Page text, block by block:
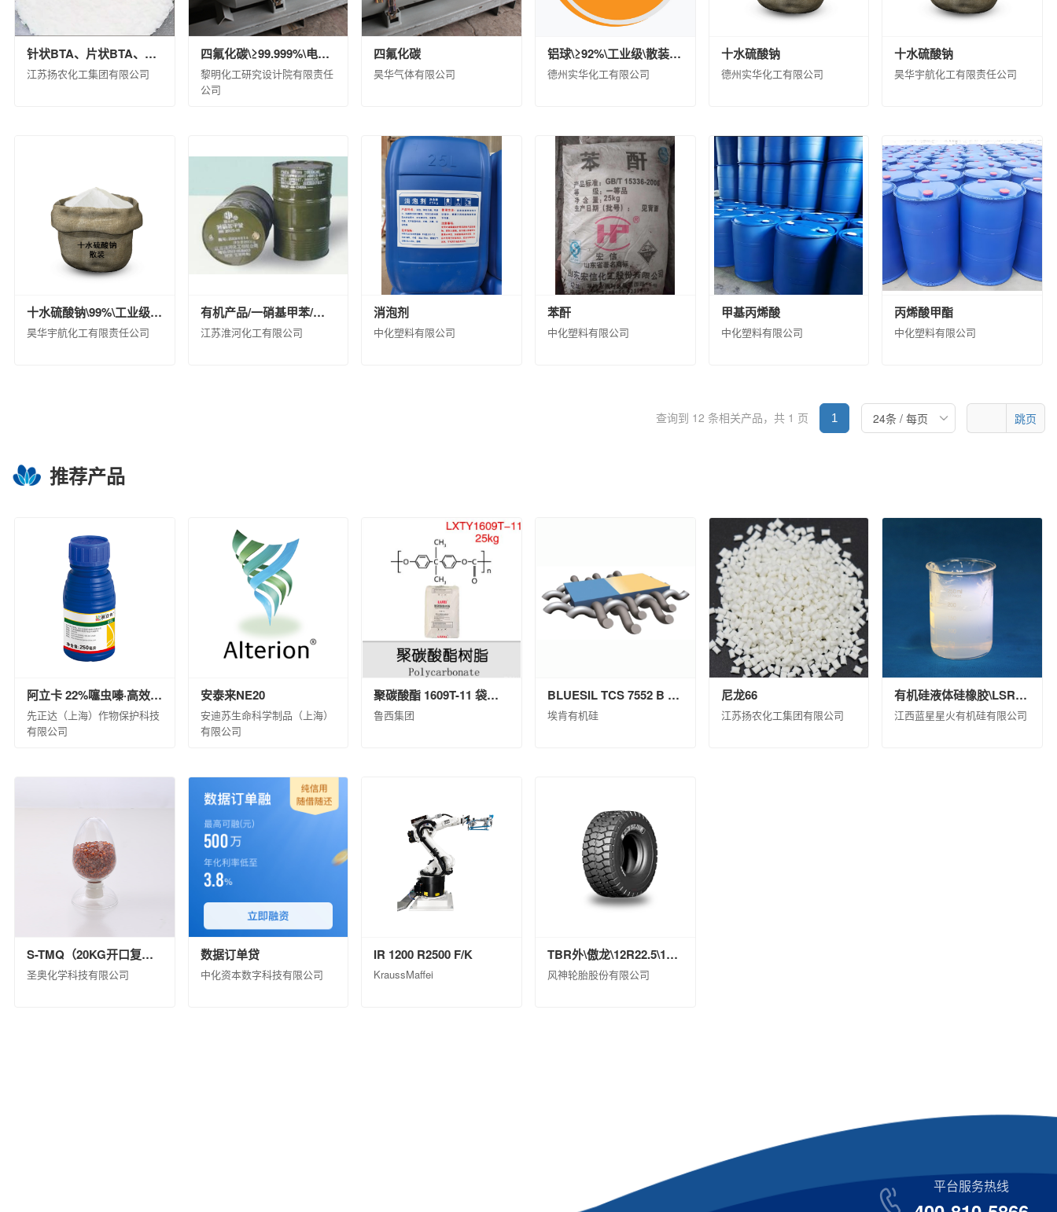
中化塑料有限公司
中蓝国际化工有限公司 淮安骏盛新能源科技有限公司 中化医药有限公司 中化石化销售有限公司
中化石油销售有限公司
中昊黑元化工研究设计院有限公司
沈阳石蜡化工有限公司 河北日新化工有限公司 安道麦（北京）农业技术有限公司
杭州水处理技术研究开发中心有限公司
扬州中化化雨环保有限公司 中蓝连海设计研究院有限公司 中蓝长化工程科技有限公司
北京蓝星清洗有限公司
中化环境水务（北京）有限公司
兰州蓝星清洗有限公司 宿迁化雨环保有限公司 沈阳中化化成环保科技有限公司
中化环信环境工程（上海）有限公司
风神轮胎股份有限公司 青岛橡六输送带有限公司 上海克劳斯玛菲机械有限公司
天华化工机械及自动化研究设计院有限公司
福建天华智能装备有限公司
益阳橡胶塑料机械集团有限公司 桂林橡胶机械有限公司 蓝星（北京）化工机械有限公司
西安骊山汽车制造有限公司
沈阳汽车车桥制造有限公司
华夏汉华化工装备有限公司 北京宏远南口创新技术有限公司 中国化工信息中心有限公司
昊华化工科技集团股份有限公司
中化石油安徽有限公司
中化国际石油（天津）有限公司 中化石油广东有限公司 中化石油安徽六安有限公司
黑龙江省龙德石油销售有限公司
中化石油江苏有限公司
中化石油上海有限公司 中化石油河南有限公司 中化石油江苏无锡有限公司 中化石油辽宁有限公司
中化石油浙江有限公司
中化石油福建有限公司
中化健康产业发展有限公司 中化国际(控股)股份有限公司产业资源事业部 中化国际新材料（河北）有限公司
中化石油山东有限公司
北京市石油化工产品开发供应有限公司 中化石油江西有限公司
中化石油川渝有限公司
江西中化石油成品油销售有限公司
山东昌邑石化有限公司 中化石油华北（山东）有限公司 山东华星石油化工集团有限公司
中化石油湖北有限公司
正和集团股份有限公司
大庆中蓝石化有限公司 中化能源科技有限公司
针状BTA、片状BTA、颗粒BTA
江苏扬农化工集团有限公司
四氟化碳\≥99.999%\电子级\44L\47L
黎明化工研究设计院有限责任
公司
四氟化碳
昊华气体有限公司
铝球\≥92%\工业级\散装\固态
德州实华化工有限公司
十水硫酸钠
德州实华化工有限公司
十水硫酸钠
昊华宇航化工有限责任公司
十水硫酸钠\99%\工业级\散装\固体
昊华宇航化工有限责任公司
有机产品/一硝基甲苯/对硝基 甲苯29042020/散装（KG）/30000/合格品
江苏淮河化工有限公司
消泡剂
中化塑料有限公司
苯酐
中化塑料有限公司
甲基丙烯酸
中化塑料有限公司
丙烯酸甲酯
中化塑料有限公司
查询到 12 条相关产品，共 1 页 1 跳页
推荐产品
阿立卡 22%噻虫嗪·高效氯氟氰菊酯微囊悬浮-悬浮剂 8×60×10ML(白标)
先正达（上海）作物保护科技
有限公司
安泰来NE20
安迪苏生命科学制品（上海）
有限公司
聚碳酸酯 1609T-11 袋装(25kg)
鲁西集团
BLUESIL TCS 7552 B PAIL P 20KG
埃肯有机硅
尼龙66
江苏扬农化工集团有限公司
有机硅液体硅橡胶\LSR 8320 H B\桶装(KG)\200
江西蓝星星火有机硅有限公司
S-TMQ（20KG开口复合包装）
圣奥化学科技有限公司
数据订单贷
中化资本数字科技有限公司
IR 1200 R2500 F/K
KraussMaffei
TBR外\傲龙\12R22.5\18\ASR79ⅡPI\TL\0
风神轮胎股份有限公司
平台服务热线